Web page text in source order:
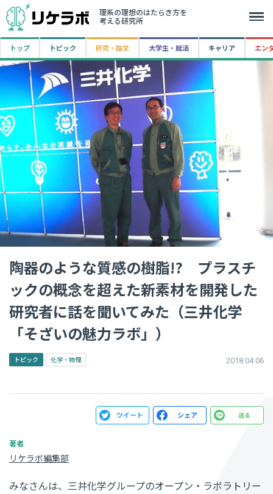
理系の理想のはたらき方を
考える研究所
トップ トピック 研究・論文 大学生・就活 キャリア エン
陶器のような質感の樹脂!? プラスチ
ックの概念を超えた新素材を開発した
研究者に話を聞いてみた（三井化学
「そざいの魅力ラボ」）
トピック 化学・物理 2018.04.06
リケラボ編集部
みなさんは、三井化学グループのオープン・ラボラトリー